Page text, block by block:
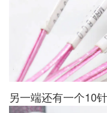
另一端还有一个10针